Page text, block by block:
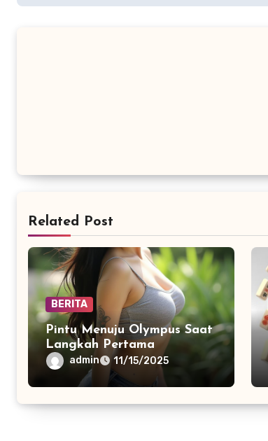
Related Post
BERITA
Pintu Menuju Olympus Saat
Langkah Pertama
admin 11/15/2025